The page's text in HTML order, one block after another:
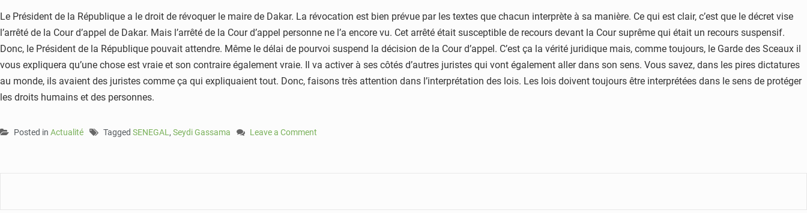
Le Président de la République a le droit de révoquer le maire de Dakar. La révocation est bien prévue par les textes que chacun interprète à sa manière. Ce qui est clair, c’est que le décret vise
l’arrêté de la Cour d’appel de Dakar. Mais l’arrêté de la Cour d’appel personne ne l’a encore vu. Cet arrêté était susceptible de recours devant la Cour suprême qui était un recours suspensif.
Donc, le Président de la République pouvait attendre. Même le délai de pourvoi suspend la décision de la Cour d’appel. C’est ça la vérité juridique mais, comme toujours, le Garde des Sceaux il
vous expliquera qu’une chose est vraie et son contraire également vraie. Il va activer à ses côtés d’autres juristes qui vont également aller dans son sens. Vous savez, dans les pires dictatures
au monde, ils avaient des juristes comme ça qui expliquaient tout. Donc, faisons très attention dans l’interprétation des lois. Les lois doivent toujours être interprétées dans le sens de protéger
les droits humains et des personnes.
Posted in Actualité Tagged SENEGAL , Seydi Gassama
Leave a Comment